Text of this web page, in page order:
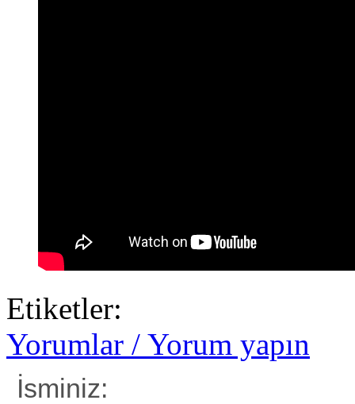
Etiketler:
Yorumlar / Yorum yapın
İsminiz: